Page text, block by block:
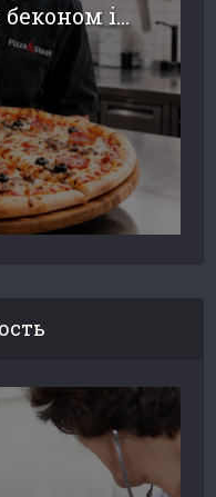
і...